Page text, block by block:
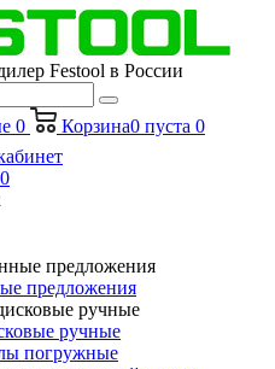
Festool в России
0 Корзина0 пуста 0
предложения
ручные
погружные